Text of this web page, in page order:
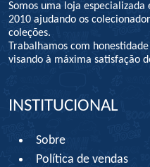
Somos uma loja
2010 ajudando os
coleções.
Trabalhamos com
visando à máxima satisfação
INSTITUCIONAL
Sobre
Política de vendas